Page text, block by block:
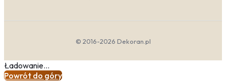
© 2016-2026 Dekoran.pl
Ładowanie...
Powrót do góry